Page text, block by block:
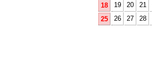
18
19 20 21
25
26 27 28